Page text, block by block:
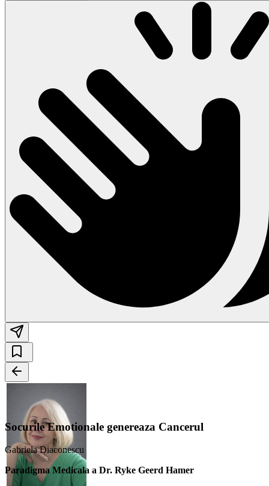
Socurile Emotionale genereaza Cancerul
Gabriela Diaconescu
Paradigma Medicala a Dr. Ryke Geerd Hamer